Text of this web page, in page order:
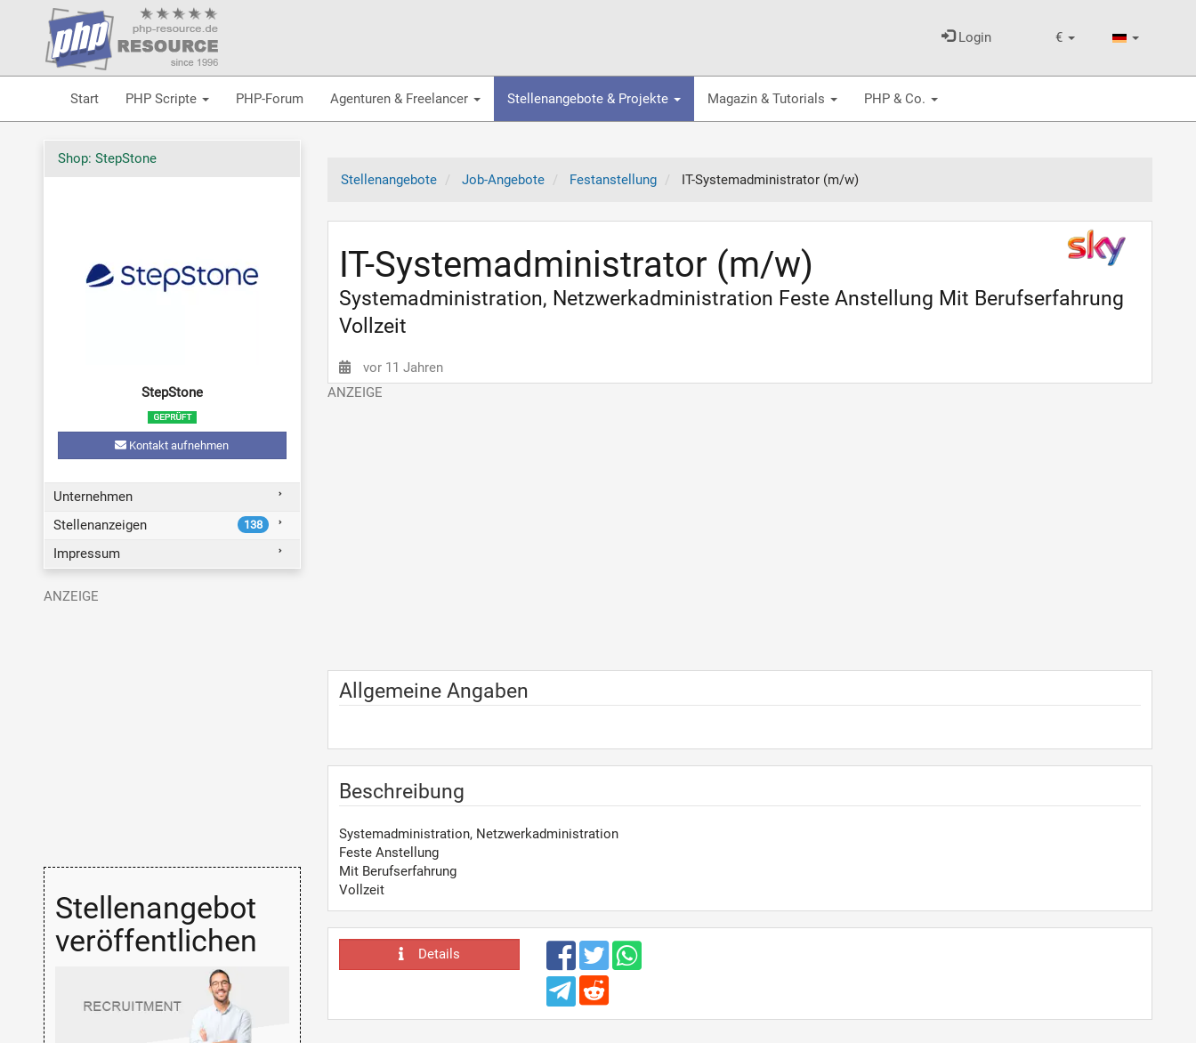
€
Login
Start PHP Scripte PHP-Forum Agenturen & Freelancer Stellenangebote & Projekte Magazin & Tutorials PHP & Co.
Stellenangebote Job-Angebote Festanstellung IT-Systemadministrator (m/w)
IT-Systemadministrator (m/w)
Systemadministration, Netzwerkadministration Feste Anstellung Mit Berufserfahrung
Vollzeit
vor 11 Jahren
Allgemeine Angaben
Beschreibung
Systemadministration, Netzwerkadministration
Feste Anstellung
Mit Berufserfahrung
Vollzeit
Details
Shop: StepStone
StepStone
Kontakt aufnehmen
Unternehmen
Stellenanzeigen
138
Impressum
Stellenangebot
veröffentlichen